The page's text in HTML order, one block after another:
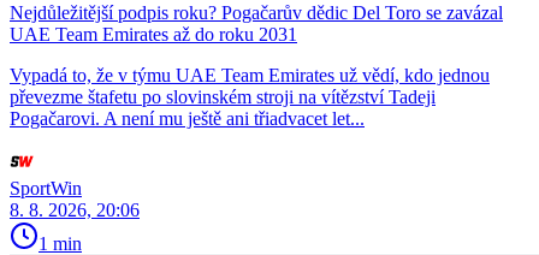
Nejdůležitější podpis roku? Pogačarův dědic Del Toro se zavázal
UAE Team Emirates až do roku 2031
Vypadá to, že v týmu UAE Team Emirates už vědí, kdo jednou
převezme štafetu po slovinském stroji na vítězství Tadeji
Pogačarovi. A není mu ještě ani třiadvacet let...
SportWin
8. 8. 2026, 20:06
1 min